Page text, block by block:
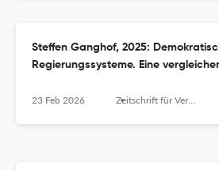
Steffen Ganghof, 2025:
Regierungssysteme. Eine
23 Feb 2026 Zeitschrift für Vergleichende Politikwissenschaft